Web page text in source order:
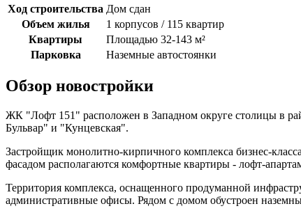
Ход строительства Дом сдан
Объем жилья
1 корпусов / 115 квартир
Квартиры
Площадью 32-143 м²
Парковка
Наземные автостоянки
Обзор новостройки
ЖК "Лофт 151" расположен в Западном округе столицы в
Бульвар" и "Кунцевская".
Застройщик монолитно-кирпичного комплекса бизнес-
фасадом располагаются комфортные квартиры - лофт-
Территория комплекса, оснащенного продуманной
административные офисы. Рядом с домом обустроен